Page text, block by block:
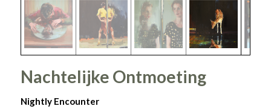
Nachtelijke Ontmoeting
Nightly Encounter